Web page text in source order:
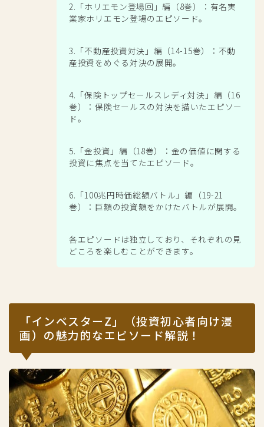
2.「ホリエモン登場回」編（8巻）：有名実
業家ホリエモン登場のエピソード。
3.「不動産投資対決」編（14-15巻）：不動
産投資をめぐる対決の展開。
4.「保険トップセールスレディ対決」編（16
巻）：保険セールスの対決を描いたエピソー
ド。
5.「金投資」編（18巻）：金の価値に関する
投資に焦点を当てたエピソード。
6.「100兆円時価総額バトル」編（19-21
巻）：巨額の投資額をかけたバトルが展開。
各エピソードは独立しており、それぞれの見
どころを楽しむことができます。
「インベスターZ」（投資初心者向け漫
画）の魅力的なエピソード解説！